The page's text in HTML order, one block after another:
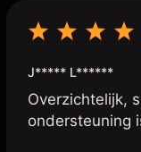
J***** L******
Overzichtelijk,
ondersteuning